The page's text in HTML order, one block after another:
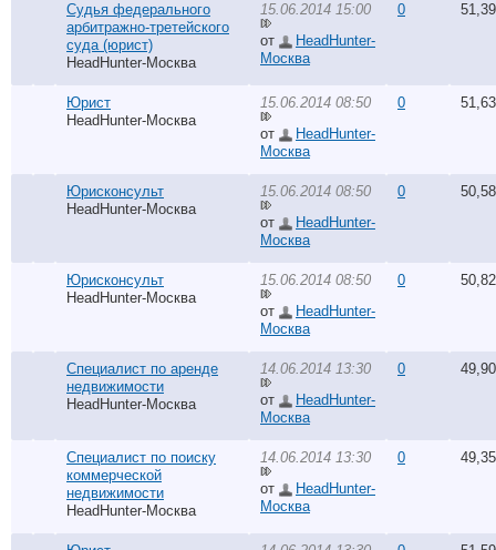
Судья федерального
арбитражно-третейского
суда (юрист)
HeadHunter-Москва
15.06.2014 15:00
от
HeadHunter-
Москва
0
Юрист
HeadHunter-Москва
15.06.2014 08:50
от
HeadHunter-
Москва
0
Юрисконсульт
HeadHunter-Москва
15.06.2014 08:50
от
HeadHunter-
Москва
0
Юрисконсульт
HeadHunter-Москва
15.06.2014 08:50
от
HeadHunter-
Москва
0
Специалист по аренде
недвижимости
HeadHunter-Москва
14.06.2014 13:30
от
HeadHunter-
Москва
0
Специалист по поиску
коммерческой
недвижимости
HeadHunter-Москва
14.06.2014 13:30
от
HeadHunter-
Москва
0